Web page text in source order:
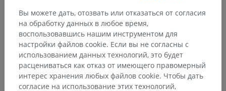
Вы можете дать, отозвать или отказаться от согласия
на обработку данных в любое время,
воспользовавшись нашим инструментом для
настройки файлов cookie. Если вы не согласны с
использованием данных технологий, это будет
расцениваться как отказ от имеющего правомерный
интерес хранения любых файлов cookie. Чтобы дать
согласие на использование этих технологий,